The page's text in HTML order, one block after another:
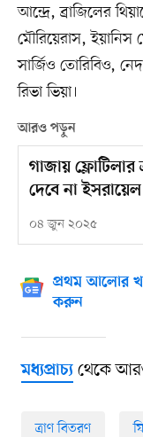
আন্দ্রে, ব্রাজিলের
মৌরিয়েরাস, ইয়ানিস
সার্জিও তোরিবিও,
রিভা ভিয়া।
আরও পড়ুন
গাজায় ফ্লোটিলার
দেবে না ইসরায়েল
০৪ জুন ২০২৫
প্রথম আলোর
করুন
মধ্যপ্রাচ্যথেকে
ত্রাণ বিতরণ